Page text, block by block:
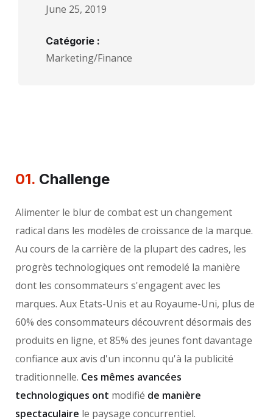
June 25, 2019
Catégorie :
Marketing/Finance
01. Сhallenge
Alimenter le blur de combat est un changement
radical dans les modèles de croissance de la marque.
Au cours de la carrière de la plupart des cadres, les
progrès technologiques ont remodelé la manière
dont les consommateurs s'engagent avec les
marques. Aux Etats-Unis et au Royaume-Uni, plus de
60% des consommateurs découvrent désormais des
produits en ligne, et 85% des jeunes font davantage
confiance aux avis d'un inconnu qu'à la publicité
traditionnelle. Ces mêmes avancées
technologiques ont modifié de manière
spectaculaire le paysage concurrentiel.